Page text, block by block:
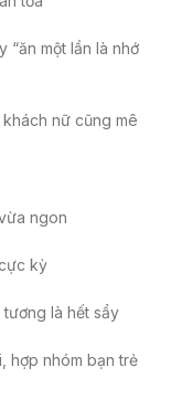
“ăn một lần là nhớ
nữ cũng mê
ngon
kỳ
tương là hết sẩy
hợp nhóm bạn trẻ